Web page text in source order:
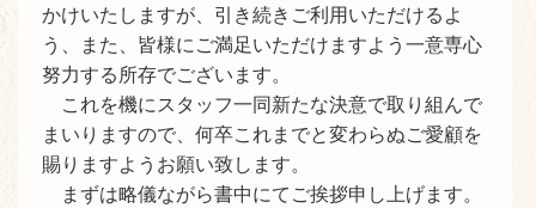
かけいたしますが、引き続きご利用いただけるよ
う、また、皆様にご満足いただけますよう一意専心
努力する所存でございます。
これを機にスタッフ一同新たな決意で取り組んで
まいりますので、何卒これまでと変わらぬご愛顧を
賜りますようお願い致します。
まずは略儀ながら書中にてご挨拶申し上げます。